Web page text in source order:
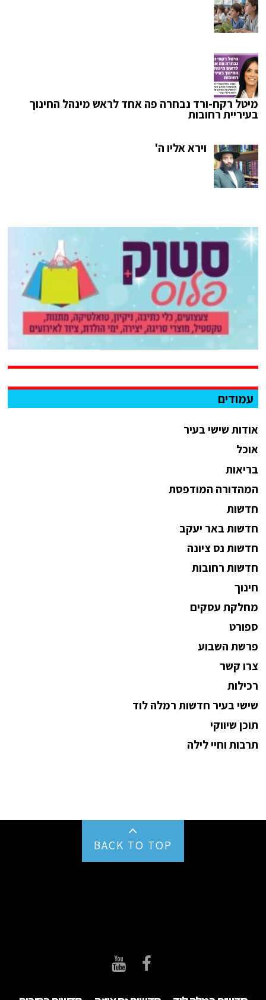
מיטל רקח-ורד נבחרה פה אחד לראש מינהל החינוך
בעיריית רחובות
וירא אליו ה'
עמודים
אודות שישי בעיר
אוכל
בריאות
המהדורה המודפסת
חדשות
חדשות באר יעקב
חדשות נס ציונה
חדשות רחובות
חינוך
מחלקת עסקים
ספורט
פרשת השבוע
צרו קשר
רכילות
שישי בעיר חדשות רמלה לוד
תוכן שיווקי
תרבות וחיי לילה
BACK TO TOP